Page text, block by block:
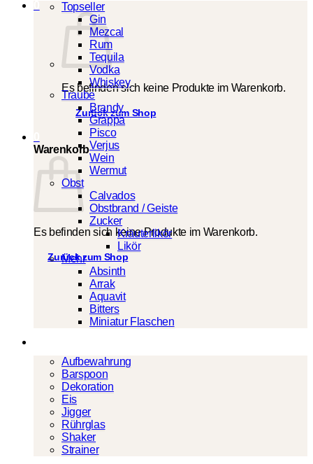
Es befinden sich keine Produkte im Warenkorb.
Zurück zum Shop
Warenkorb
Es befinden sich keine Produkte im Warenkorb.
Zurück zum Shop
Topseller
Gin
Mezcal
Rum
Tequila
Vodka
Whiskey
Traube
Brandy
Grappa
Pisco
Verjus
Wein
Wermut
Obst
Calvados
Obstbrand / Geiste
Zucker
Kräuterlikör
Likör
Mehr
Absinth
Arrak
Aquavit
Bitters
Miniatur Flaschen
Aufbewahrung
Barspoon
Dekoration
Eis
Jigger
Rührglas
Shaker
Strainer